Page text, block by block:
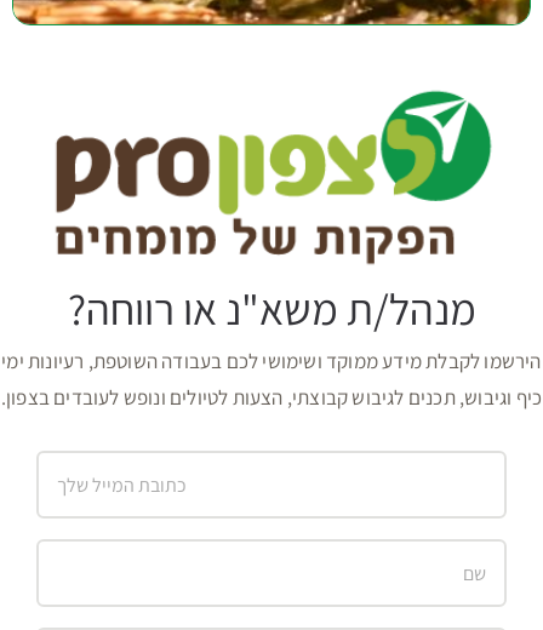
מנהל/ת משא"נ או רווחה?
הירשמו לקבלת מידע ממוקד ושימושי לכם בעבודה השוטפת, רעיונות ימי
כיף וגיבוש, תכנים לגיבוש קבוצתי, הצעות לטיולים ונופש לעובדים בצפון.